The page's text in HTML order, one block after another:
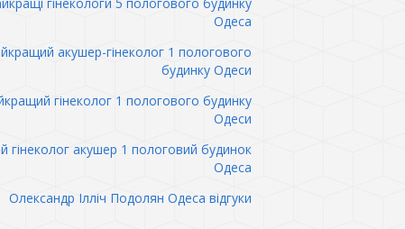
Одеса
акушер-гінеколог 1 пологового
будинку Одеси
гінеколог 1 пологового будинку
Одеси
гінеколог акушер 1 пологовий будинок
Одеса
Олександр Ілліч Подолян Одеса відгуки